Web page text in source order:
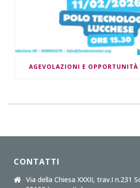
AGEVOLAZIONI E OPPORTUNITÀ
CONTATTI
Via della Chiesa XXXII, trav.I n.231